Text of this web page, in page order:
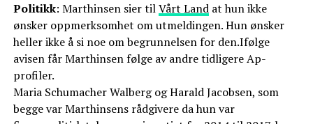
Politikk: Marthinsen sier tilVårt Landat hun ikke
ønsker oppmerksomhet om utmeldingen. Hun ønsker
heller ikke å si noe om begrunnelsen for den.Ifølge
avisen får Marthinsen følge av andre tidligere Ap-
profiler.
Maria Schumacher Walberg og Harald Jacobsen, som
begge var Marthinsens rådgivere da hun var